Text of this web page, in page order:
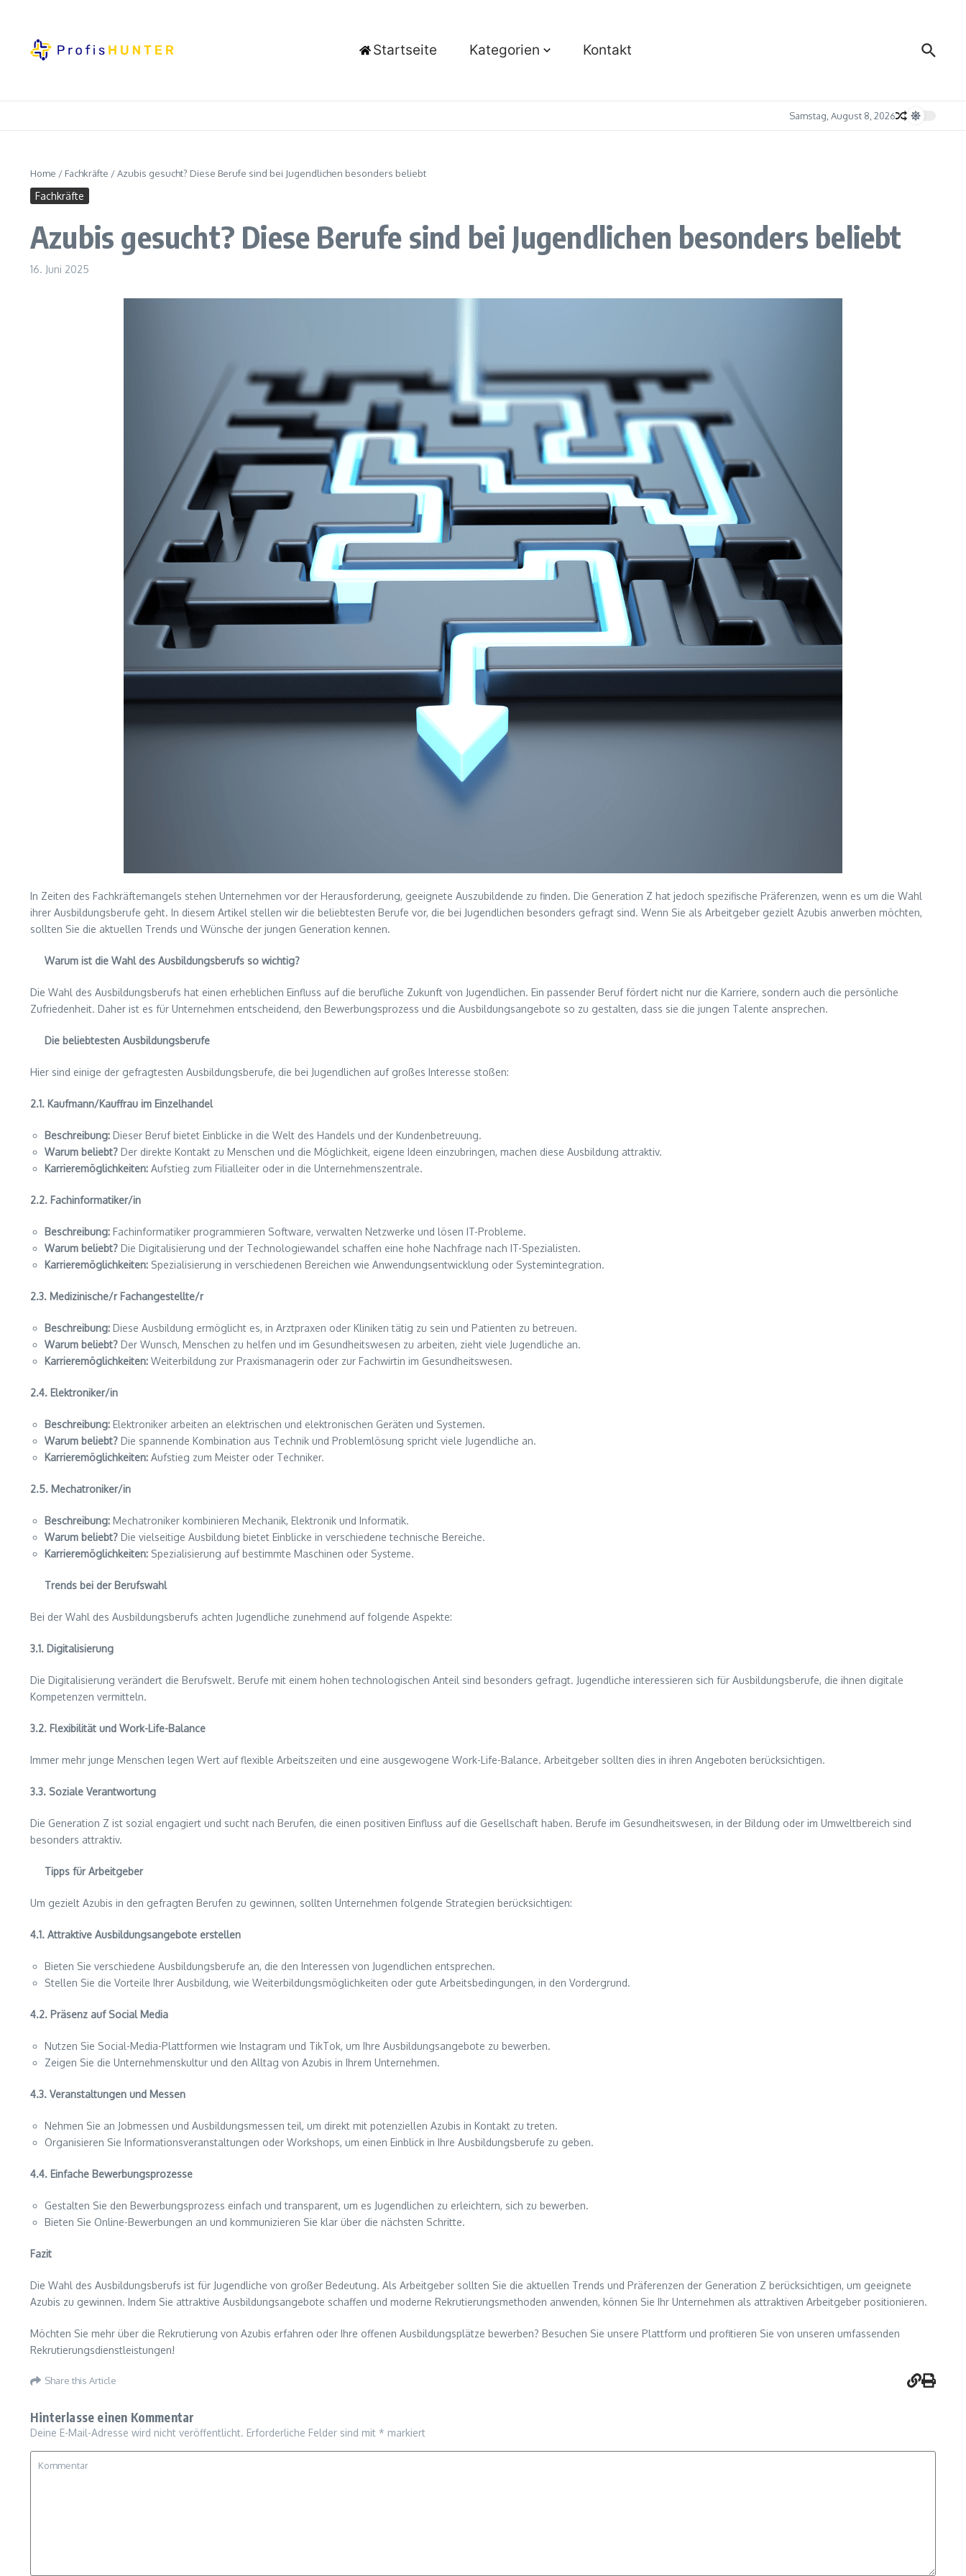
Startseite Kategorien Kontakt
Samstag, August 8, 2026
Home / Fachkräfte /Azubis gesucht? Diese Berufe sind bei Jugendlichen besonders beliebt
Fachkräfte
Azubis gesucht? Diese Berufe sind bei Jugendlichen besonders beliebt
16. Juni 2025
In Zeiten des Fachkräftemangels stehen Unternehmen vor der Herausforderung, geeignete Auszubildende zu finden. Die Generation Z hat jedoch spezifische Präferenzen, wenn es um die Wahl
ihrer Ausbildungsberufe geht. In diesem Artikel stellen wir die beliebtesten Berufe vor, die bei Jugendlichen besonders gefragt sind. Wenn Sie als Arbeitgeber gezielt Azubis anwerben möchten,
sollten Sie die aktuellen Trends und Wünsche der jungen Generation kennen.
Warum ist die Wahl des Ausbildungsberufs so wichtig?
Die Wahl des Ausbildungsberufs hat einen erheblichen Einfluss auf die berufliche Zukunft von Jugendlichen. Ein passender Beruf fördert nicht nur die Karriere, sondern auch die persönliche
Zufriedenheit. Daher ist es für Unternehmen entscheidend, den Bewerbungsprozess und die Ausbildungsangebote so zu gestalten, dass sie die jungen Talente ansprechen.
Die beliebtesten Ausbildungsberufe
Hier sind einige der gefragtesten Ausbildungsberufe, die bei Jugendlichen auf großes Interesse stoßen:
2.1. Kaufmann/Kauffrau im Einzelhandel
Beschreibung: Dieser Beruf bietet Einblicke in die Welt des Handels und der Kundenbetreuung.
Warum beliebt? Der direkte Kontakt zu Menschen und die Möglichkeit, eigene Ideen einzubringen, machen diese Ausbildung attraktiv.
Karrieremöglichkeiten: Aufstieg zum Filialleiter oder in die Unternehmenszentrale.
2.2. Fachinformatiker/in
Beschreibung: Fachinformatiker programmieren Software, verwalten Netzwerke und lösen IT-Probleme.
Warum beliebt? Die Digitalisierung und der Technologiewandel schaffen eine hohe Nachfrage nach IT-Spezialisten.
Karrieremöglichkeiten: Spezialisierung in verschiedenen Bereichen wie Anwendungsentwicklung oder Systemintegration.
2.3. Medizinische/r Fachangestellte/r
Beschreibung: Diese Ausbildung ermöglicht es, in Arztpraxen oder Kliniken tätig zu sein und Patienten zu betreuen.
Warum beliebt? Der Wunsch, Menschen zu helfen und im Gesundheitswesen zu arbeiten, zieht viele Jugendliche an.
Karrieremöglichkeiten: Weiterbildung zur Praxismanagerin oder zur Fachwirtin im Gesundheitswesen.
2.4. Elektroniker/in
Beschreibung: Elektroniker arbeiten an elektrischen und elektronischen Geräten und Systemen.
Warum beliebt? Die spannende Kombination aus Technik und Problemlösung spricht viele Jugendliche an.
Karrieremöglichkeiten: Aufstieg zum Meister oder Techniker.
2.5. Mechatroniker/in
Beschreibung: Mechatroniker kombinieren Mechanik, Elektronik und Informatik.
Warum beliebt? Die vielseitige Ausbildung bietet Einblicke in verschiedene technische Bereiche.
Karrieremöglichkeiten: Spezialisierung auf bestimmte Maschinen oder Systeme.
Trends bei der Berufswahl
Bei der Wahl des Ausbildungsberufs achten Jugendliche zunehmend auf folgende Aspekte:
3.1. Digitalisierung
Die Digitalisierung verändert die Berufswelt. Berufe mit einem hohen technologischen Anteil sind besonders gefragt. Jugendliche interessieren sich für Ausbildungsberufe, die ihnen digitale
Kompetenzen vermitteln.
3.2. Flexibilität und Work-Life-Balance
Immer mehr junge Menschen legen Wert auf flexible Arbeitszeiten und eine ausgewogene Work-Life-Balance. Arbeitgeber sollten dies in ihren Angeboten berücksichtigen.
3.3. Soziale Verantwortung
Die Generation Z ist sozial engagiert und sucht nach Berufen, die einen positiven Einfluss auf die Gesellschaft haben. Berufe im Gesundheitswesen, in der Bildung oder im Umweltbereich sind
besonders attraktiv.
Tipps für Arbeitgeber
Um gezielt Azubis in den gefragten Berufen zu gewinnen, sollten Unternehmen folgende Strategien berücksichtigen:
4.1. Attraktive Ausbildungsangebote erstellen
Bieten Sie verschiedene Ausbildungsberufe an, die den Interessen von Jugendlichen entsprechen.
Stellen Sie die Vorteile Ihrer Ausbildung, wie Weiterbildungsmöglichkeiten oder gute Arbeitsbedingungen, in den Vordergrund.
4.2. Präsenz auf Social Media
Nutzen Sie Social-Media-Plattformen wie Instagram und TikTok, um Ihre Ausbildungsangebote zu bewerben.
Zeigen Sie die Unternehmenskultur und den Alltag von Azubis in Ihrem Unternehmen.
4.3. Veranstaltungen und Messen
Nehmen Sie an Jobmessen und Ausbildungsmessen teil, um direkt mit potenziellen Azubis in Kontakt zu treten.
Organisieren Sie Informationsveranstaltungen oder Workshops, um einen Einblick in Ihre Ausbildungsberufe zu geben.
4.4. Einfache Bewerbungsprozesse
Gestalten Sie den Bewerbungsprozess einfach und transparent, um es Jugendlichen zu erleichtern, sich zu bewerben.
Bieten Sie Online-Bewerbungen an und kommunizieren Sie klar über die nächsten Schritte.
Fazit
Die Wahl des Ausbildungsberufs ist für Jugendliche von großer Bedeutung. Als Arbeitgeber sollten Sie die aktuellen Trends und Präferenzen der Generation Z berücksichtigen, um geeignete
Azubis zu gewinnen. Indem Sie attraktive Ausbildungsangebote schaffen und moderne Rekrutierungsmethoden anwenden, können Sie Ihr Unternehmen als attraktiven Arbeitgeber positionieren.
Möchten Sie mehr über die Rekrutierung von Azubis erfahren oder Ihre offenen Ausbildungsplätze bewerben? Besuchen Sie unsere Plattform und profitieren Sie von unseren umfassenden
Rekrutierungsdienstleistungen!
Share this Article
Hinterlasse einen Kommentar
Deine E-Mail-Adresse wird nicht veröffentlicht. Erforderliche Felder sind mit * markiert